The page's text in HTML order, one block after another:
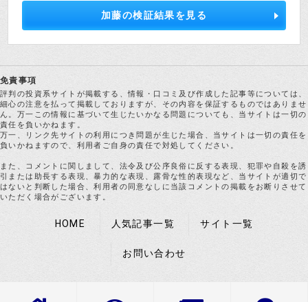
加藤の検証結果を見る
免責事項
評判の投資系サイトが掲載する、情報・口コミ及び作成した記事等については、
細心の注意を払って掲載しておりますが、その内容を保証するものではありませ
ん。万一この情報に基づいて生じたいかなる問題についても、当サイトは一切の
責任を負いかねます。
万一、リンク先サイトの利用につき問題が生じた場合、当サイトは一切の責任を
負いかねますので、利用者ご自身の責任で対処してください。
また、コメントに関しまして、法令及び公序良俗に反する表現、犯罪や自殺を誘
引または助長する表現、暴力的な表現、露骨な性的表現など、当サイトが適切で
はないと判断した場合、利用者の同意なしに当該コメントの掲載をお断りさせて
いただく場合がございます。
HOME 人気記事一覧 サイト一覧
お問い合わせ